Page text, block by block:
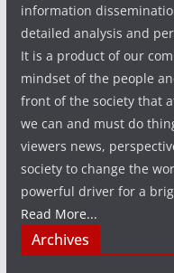
information
detailed analysis and
It is a product of our
mindset of the people
front of the society that
we can and must do
viewers news,
society to change the
powerful driver for a
Read More...
Archives